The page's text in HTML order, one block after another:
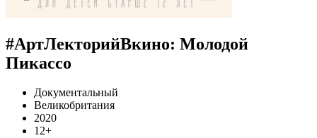
#АртЛекторийВкино: Молодой
Пикассо
Документальный
Великобритания
2020
12+